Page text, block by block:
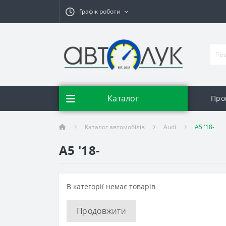
Графік роботи
Каталог
Каталог автомобілів Audi A5 '18-
A5 '18-
В категорії немає товарів
Продовжити